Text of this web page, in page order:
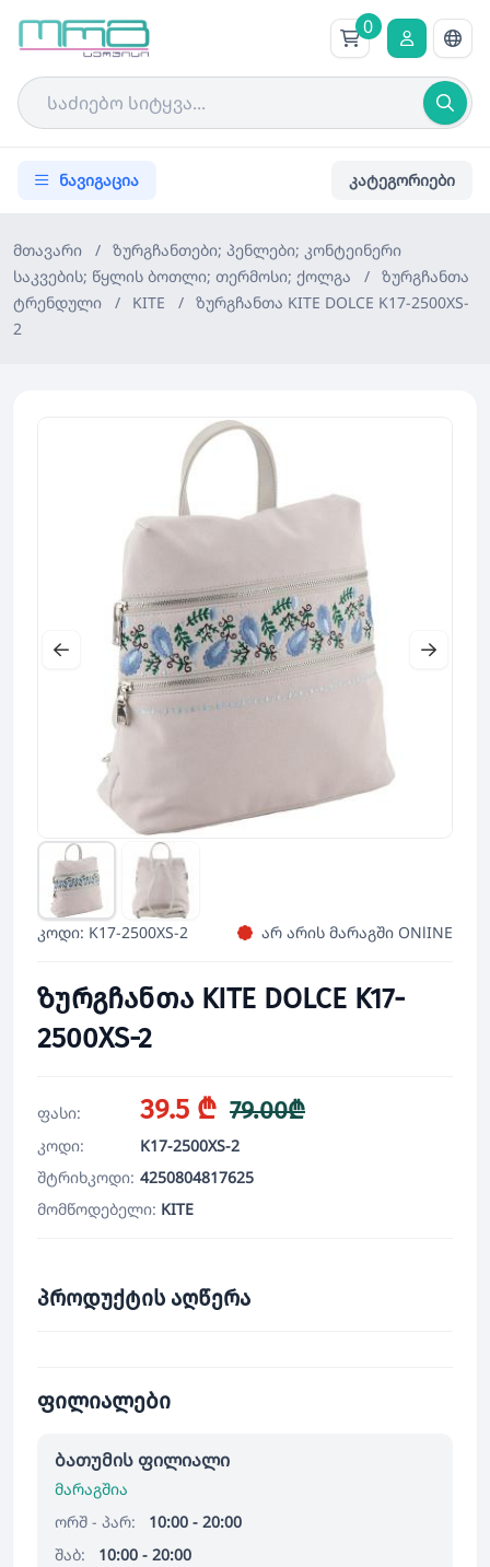
0
ნავიგაცია კატეგორიები
მთავარი /
ზურგჩანთები; პენლები; კონტეინერი
საკვების; წყლის ბოთლი; თერმოსი; ქოლგა
/
ზურგჩანთა
ტრენდული
/ KITE /
ზურგჩანთა KITE DOLCE K17-2500XS-
2
კოდი: K17-2500XS-2 არ არის მარაგში ONlINE
ზურგჩანთა KITE DOLCE K17-
2500XS-2
ფასი: 39.5 ₾ 79.00₾
კოდი:
K17-2500XS-2
შტრიხკოდი: 4250804817625
მომწოდებელი: KITE
პროდუქტის აღწერა
ფილიალები
ბათუმის ფილიალი
მარაგშია
ორშ - პარ:
10:00 - 20:00
შაბ:
10:00 - 20:00